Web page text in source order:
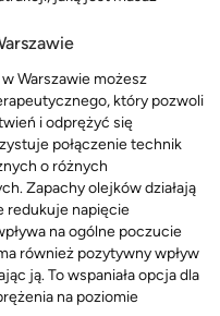
Warszawie możesz
który pozwoli
i odprężyć się
połączenie technik
o różnych
Zapachy olejków działają
redukuje napięcie
na ogólne poczucie
również pozytywny wpływ
ją. To wspaniała opcja dla
na poziomie